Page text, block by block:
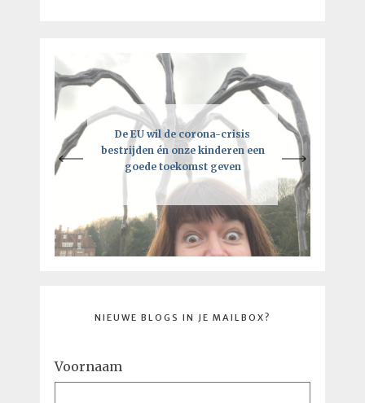
De EU wil de corona-crisis
bestrijden én onze kinderen een
goede toekomst geven
Een intelligente lockdown: hoe
deze crisis tot een kick-ass
toekomst kan leiden
Je moet vooral de regels breken,
maar niet als je de EU bent
NIEUWE BLOGS IN JE MAILBOX?
Voornaam